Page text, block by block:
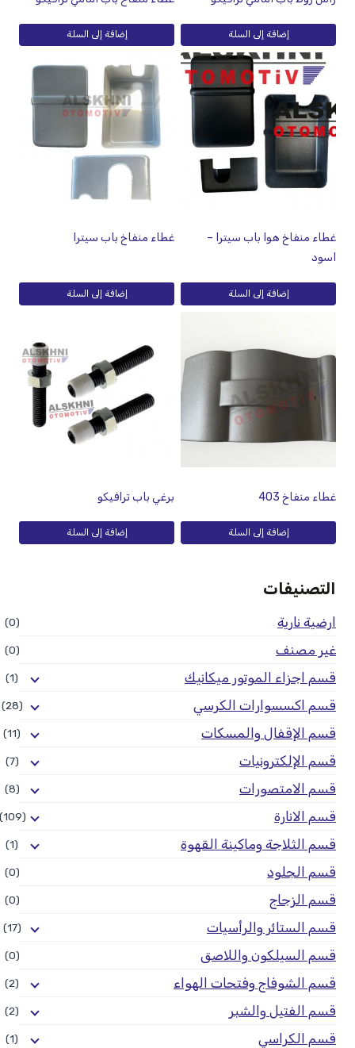
إضافة إلى السلة إضافة إلى السلة
غطاء منفاخ هوا باب سيترا –
اسود
إضافة إلى السلة
غطاء منفاخ باب سيترا
إضافة إلى السلة
غطاء منفاخ 403
إضافة إلى السلة
برغي باب ترافيكو
إضافة إلى السلة
التصنيفات
ارضية نارية (0)
غير مصنف (0)
قسم اجزاء الموتور ميكانيك (1)
قسم اكسسوارات الكرسي (28)
قسم الإقفال والمسكات (11)
قسم الإلكترونيات (7)
قسم الامتصورات (8)
قسم الانارة (109)
قسم الثلاجة وماكينة القهوة (1)
قسم الجلود (0)
قسم الزجاج (0)
قسم الستائر والرأسيات (17)
قسم السيلكون واللاصق (0)
قسم الشوفاج وفتحات الهواء (2)
قسم الفتيل والشبر (2)
قسم الكراسي (1)